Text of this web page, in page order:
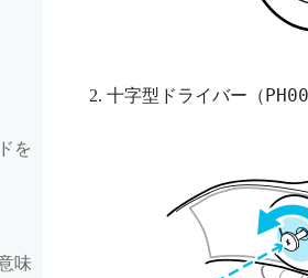
を
味
十字型ドライバー（PH00